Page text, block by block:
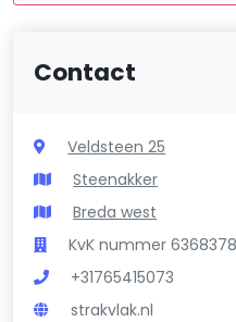
Contact
Veldsteen 25
Steenakker
Breda west
KvK nummer
+31765415073
strakvlak.nl